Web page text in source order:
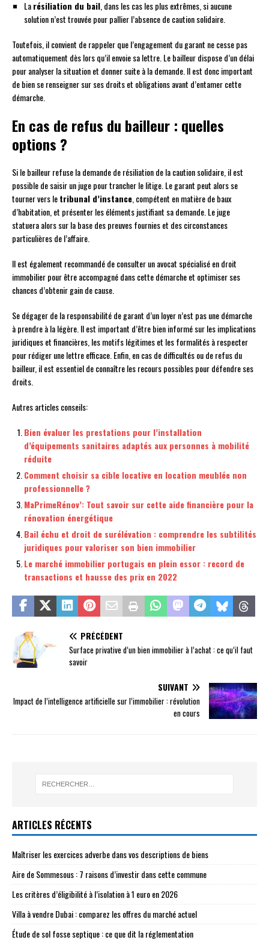
Larésiliation du bail , dans les cas les plus extrêmes, si aucune
solution n’est trouvée pour pallier l’absence de caution solidaire.
Toutefois, il convient de rappeler que l’engagement du garant ne cesse pas
automatiquement dès lors qu’il envoie sa lettre. Le bailleur dispose d’un délai
pour analyser la situation et donner suite à la demande. Il est donc important
de bien se renseigner sur ses droits et obligations avant d’entamer cette
démarche.
En cas de refus du bailleur : quelles
options ?
Si le bailleur refuse la demande de résiliation de la caution solidaire, il est
possible de saisir un juge pour trancher le litige. Le garant peut alors se
tourner vers letribunal d’instance , compétent en matière de baux
d’habitation, et présenter les éléments justifiant sa demande. Le juge
statuera alors sur la base des preuves fournies et des circonstances
particulières de l’affaire.
Il est également recommandé de consulter un avocat spécialisé en droit
immobilier pour être accompagné dans cette démarche et optimiser ses
chances d’obtenir gain de cause.
Se dégager de la responsabilité de garant d’un loyer n’est pas une démarche
à prendre à la légère. Il est important d’être bien informé sur les implications
juridiques et financières, les motifs légitimes et les formalités à respecter
pour rédiger une lettre efficace. Enfin, en cas de difficultés ou de refus du
bailleur, il est essentiel de connaître les recours possibles pour défendre ses
droits.
Autres articles conseils:
Bien évaluer les prestations pour l’installation
d’équipements sanitaires adaptés aux personnes à mobilité
réduite
Comment choisir sa cible locative en location meublée non
professionnelle ?
MaPrimeRénov’: Tout savoir sur cette aide financière pour la
rénovation énergétique
Bail échu et droit de surélévation : comprendre les subtilités
juridiques pour valoriser son bien immobilier
Le marché immobilier portugais en plein essor : record de
transactions et hausse des prix en 2022
PRÉCÉDENT
Surface privative d’un bien immobilier à l’achat : ce qu’il faut
savoir
SUIVANT
Impact de l’intelligence artificielle sur l’immobilier : révolution
en cours
ARTICLES RÉCENTS
Maîtriser les exercices adverbe dans vos descriptions de biens
Aire de Sommesous : 7 raisons d’investir dans cette commune
Les critères d’éligibilité à l’isolation à 1 euro en 2026
Villa à vendre Dubai : comparez les offres du marché actuel
Étude de sol fosse septique : ce que dit la réglementation